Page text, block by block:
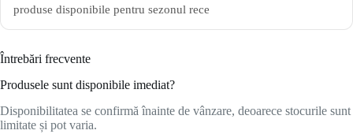
produse disponibile pentru sezonul rece
Întrebări frecvente
Produsele sunt disponibile imediat?
Disponibilitatea se confirmă înainte de vânzare, deoarece stocurile sunt
limitate și pot varia.